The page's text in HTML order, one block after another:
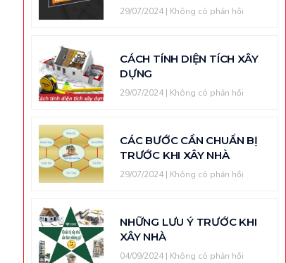
29/07/2024 Không có phản hồi
CÁCH TÍNH DIỆN TÍCH XÂY
DỰNG
29/07/2024 Không có phản hồi
CÁC BƯỚC CẦN CHUẨN BỊ
TRƯỚC KHI XÂY NHÀ
29/07/2024 Không có phản hồi
NHỮNG LƯU Ý TRƯỚC KHI
XÂY NHÀ
04/09/2024 Không có phản hồi